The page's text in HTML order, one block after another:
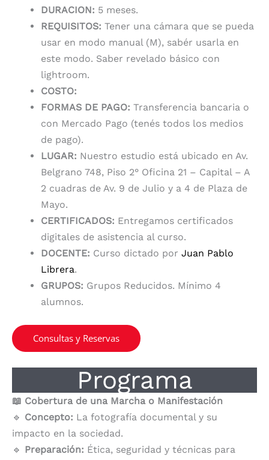
DURACION: 5 meses.
REQUISITOS: Tener una cámara que se pueda
usar en modo manual (M), sabér usarla en
este modo. Saber revelado básico con
lightroom.
COSTO:
FORMAS DE PAGO: Transferencia bancaria o
con Mercado Pago (tenés todos los medios
de pago).
LUGAR: Nuestro estudio está ubicado en Av.
Belgrano 748, Piso 2° Oficina 21 – Capital – A
2 cuadras de Av. 9 de Julio y a 4 de Plaza de
Mayo.
CERTIFICADOS: Entregamos certificados
digitales de asistencia al curso.
DOCENTE: Curso dictado por Juan Pablo
Librera.
GRUPOS: Grupos Reducidos. Mínimo 4
alumnos.
Consultas y Reservas
Programa
📖 Cobertura de una Marcha o Manifestación
🔹 Concepto: La fotografía documental y su
impacto en la sociedad.
🔹 Preparación: Ética, seguridad y técnicas para